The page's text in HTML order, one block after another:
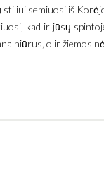
stiliui semiuosi iš
kad ir jūsų
niūrus, o ir žiemos